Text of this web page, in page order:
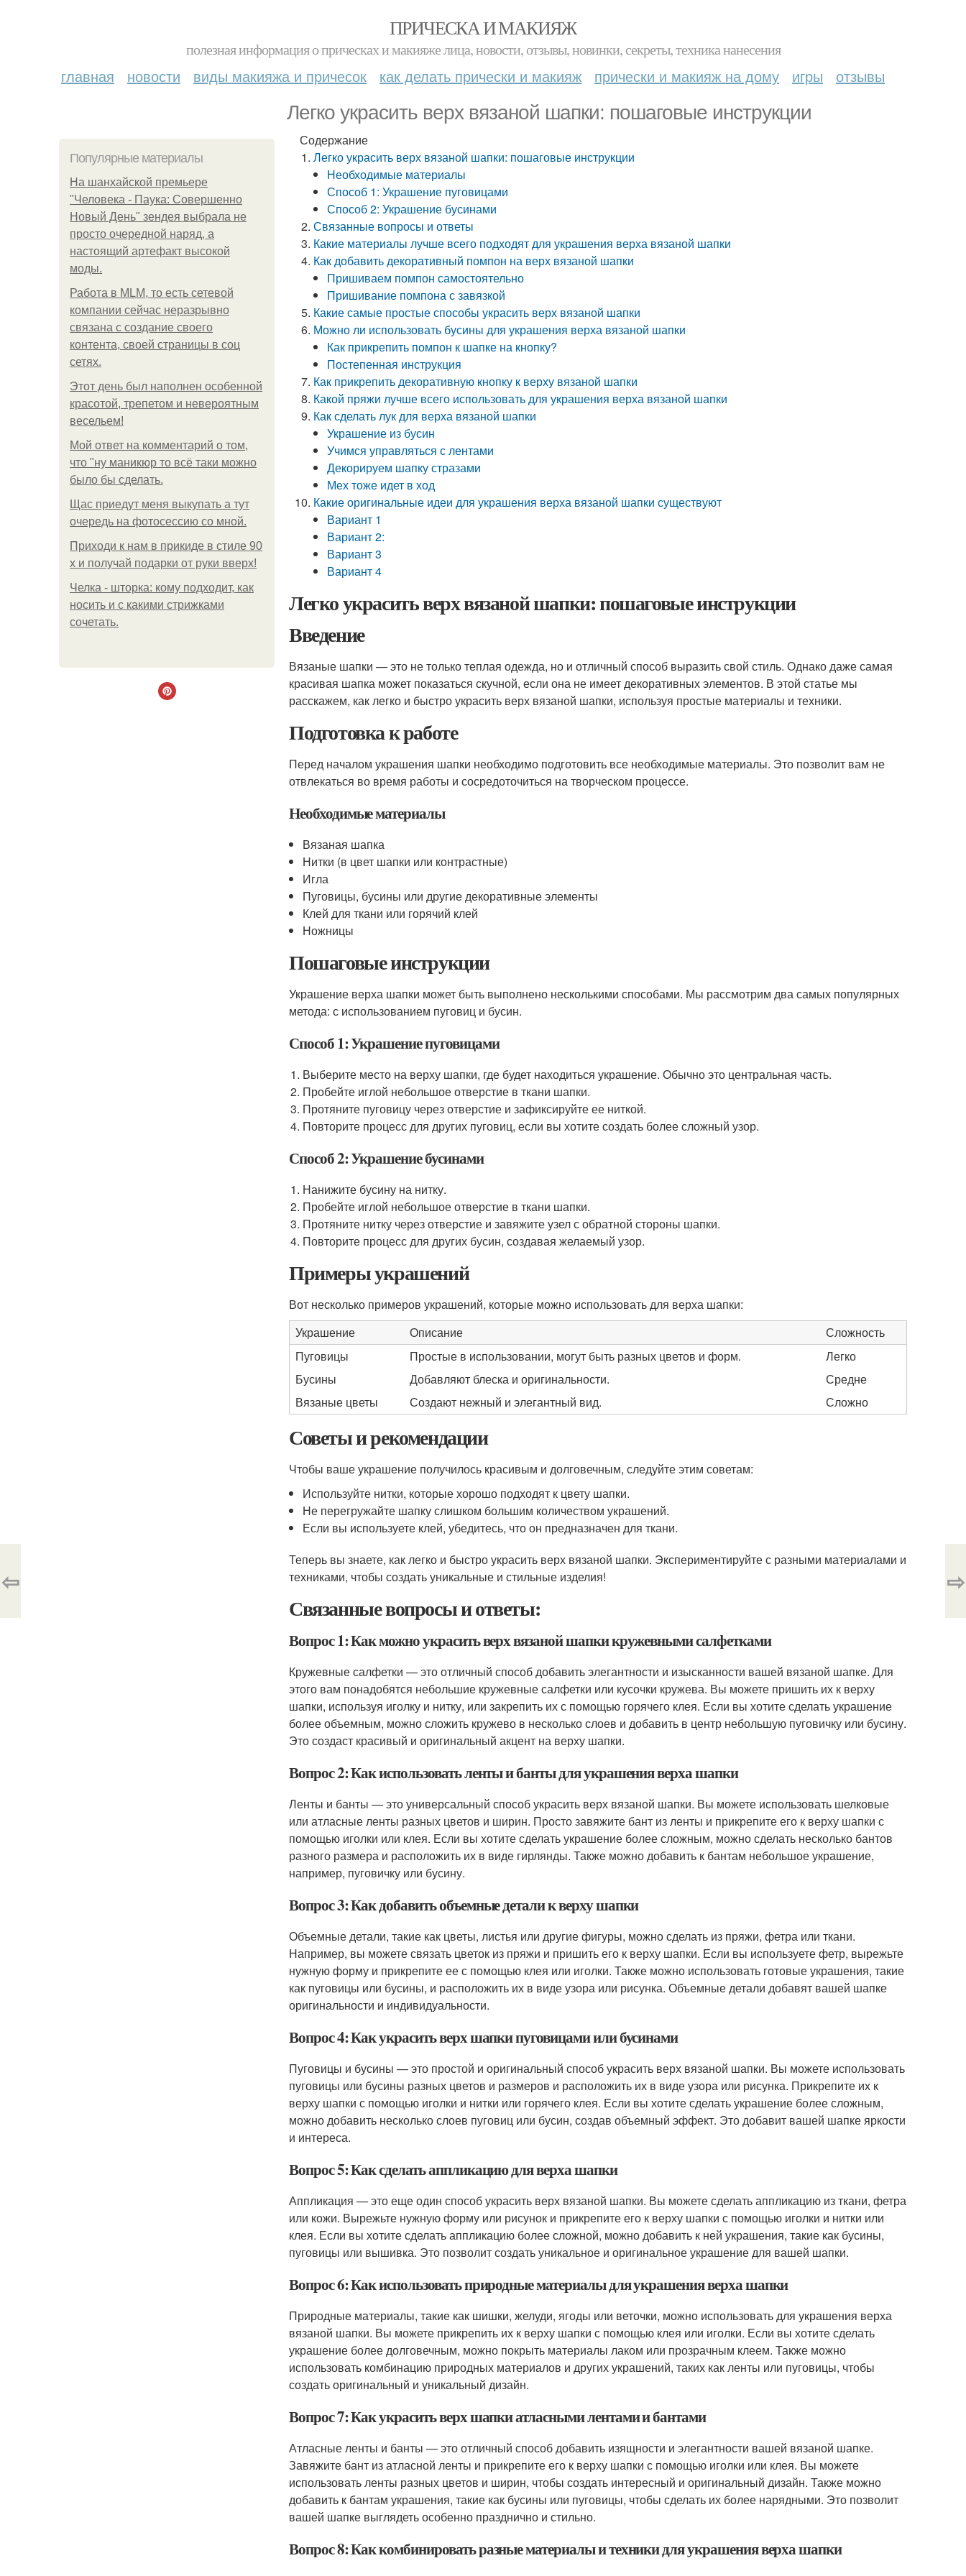
ПРИЧЕСКА И МАКИЯЖ
полезная информация о прическах и макияже лица, новости, отзывы, новинки, секреты, техника нанесения
главная новости виды макияжа и причесок как делать прически и макияж прически и макияж на дому игры отзывы
Легко украсить верх вязаной шапки: пошаговые инструкции
Популярные материалы
На шанхайской премьере
"Человека - Паука: Совершенно
Новый День" зендея выбрала не
просто очередной наряд, а
настоящий артефакт высокой
моды.
Работа в MLM, то есть сетевой
компании сейчас неразрывно
связана с создание своего
контента, своей страницы в соц
сетях.
Этот день был наполнен особенной
красотой, трепетом и невероятным
весельем!
Мой ответ на комментарий о том,
что "ну маникюр то всё таки можно
было бы сделать.
Щас приедут меня выкупать а тут
очередь на фотосессию со мной.
Приходи к нам в прикиде в стиле 90
х и получай подарки от руки вверх!
Челка - шторка: кому подходит, как
носить и с какими стрижками
сочетать.
Содержание
Легко украсить верх вязаной шапки: пошаговые инструкции
Необходимые материалы
Способ 1: Украшение пуговицами
Способ 2: Украшение бусинами
Связанные вопросы и ответы
Какие материалы лучше всего подходят для украшения верха вязаной шапки
Как добавить декоративный помпон на верх вязаной шапки
Пришиваем помпон самостоятельно
Пришивание помпона с завязкой
Какие самые простые способы украсить верх вязаной шапки
Можно ли использовать бусины для украшения верха вязаной шапки
Как прикрепить помпон к шапке на кнопку?
Постепенная инструкция
Как прикрепить декоративную кнопку к верху вязаной шапки
Какой пряжи лучше всего использовать для украшения верха вязаной шапки
Как сделать лук для верха вязаной шапки
Украшение из бусин
Учимся управляться с лентами
Декорируем шапку стразами
Мех тоже идет в ход
Какие оригинальные идеи для украшения верха вязаной шапки существуют
Вариант 1
Вариант 2:
Вариант 3
Вариант 4
Легко украсить верх вязаной шапки: пошаговые инструкции
Введение
Вязаные шапки — это не только теплая одежда, но и отличный способ выразить свой стиль. Однако даже самая
красивая шапка может показаться скучной, если она не имеет декоративных элементов. В этой статье мы
расскажем, как легко и быстро украсить верх вязаной шапки, используя простые материалы и техники.
Подготовка к работе
Перед началом украшения шапки необходимо подготовить все необходимые материалы. Это позволит вам не
отвлекаться во время работы и сосредоточиться на творческом процессе.
Необходимые материалы
Вязаная шапка
Нитки (в цвет шапки или контрастные)
Игла
Пуговицы, бусины или другие декоративные элементы
Клей для ткани или горячий клей
Ножницы
Пошаговые инструкции
Украшение верха шапки может быть выполнено несколькими способами. Мы рассмотрим два самых популярных
метода: с использованием пуговиц и бусин.
Способ 1: Украшение пуговицами
Выберите место на верху шапки, где будет находиться украшение. Обычно это центральная часть.
Пробейте иглой небольшое отверстие в ткани шапки.
Протяните пуговицу через отверстие и зафиксируйте ее ниткой.
Повторите процесс для других пуговиц, если вы хотите создать более сложный узор.
Способ 2: Украшение бусинами
Нанижите бусину на нитку.
Пробейте иглой небольшое отверстие в ткани шапки.
Протяните нитку через отверстие и завяжите узел с обратной стороны шапки.
Повторите процесс для других бусин, создавая желаемый узор.
Примеры украшений
Вот несколько примеров украшений, которые можно использовать для верха шапки:
Украшение
Описание
Сложность
Пуговицы
Простые в использовании, могут быть разных цветов и форм.
Легко
Бусины
Добавляют блеска и оригинальности.
Средне
Вязаные цветы
Создают нежный и элегантный вид. Сложно
Советы и рекомендации
Чтобы ваше украшение получилось красивым и долговечным, следуйте этим советам:
Используйте нитки, которые хорошо подходят к цвету шапки.
Не перегружайте шапку слишком большим количеством украшений.
Если вы используете клей, убедитесь, что он предназначен для ткани.
Теперь вы знаете, как легко и быстро украсить верх вязаной шапки. Экспериментируйте с разными материалами и
техниками, чтобы создать уникальные и стильные изделия!
Связанные вопросы и ответы:
Вопрос 1: Как можно украсить верх вязаной шапки кружевными салфетками
Кружевные салфетки — это отличный способ добавить элегантности и изысканности вашей вязаной шапке. Для
этого вам понадобятся небольшие кружевные салфетки или кусочки кружева. Вы можете пришить их к верху
шапки, используя иголку и нитку, или закрепить их с помощью горячего клея. Если вы хотите сделать украшение
более объемным, можно сложить кружево в несколько слоев и добавить в центр небольшую пуговичку или бусину.
Это создаст красивый и оригинальный акцент на верху шапки.
Вопрос 2: Как использовать ленты и банты для украшения верха шапки
Ленты и банты — это универсальный способ украсить верх вязаной шапки. Вы можете использовать шелковые
или атласные ленты разных цветов и ширин. Просто завяжите бант из ленты и прикрепите его к верху шапки с
помощью иголки или клея. Если вы хотите сделать украшение более сложным, можно сделать несколько бантов
разного размера и расположить их в виде гирлянды. Также можно добавить к бантам небольшое украшение,
например, пуговичку или бусину.
Вопрос 3: Как добавить объемные детали к верху шапки
Объемные детали, такие как цветы, листья или другие фигуры, можно сделать из пряжи, фетра или ткани.
Например, вы можете связать цветок из пряжи и пришить его к верху шапки. Если вы используете фетр, вырежьте
нужную форму и прикрепите ее с помощью клея или иголки. Также можно использовать готовые украшения, такие
как пуговицы или бусины, и расположить их в виде узора или рисунка. Объемные детали добавят вашей шапке
оригинальности и индивидуальности.
Вопрос 4: Как украсить верх шапки пуговицами или бусинами
Пуговицы и бусины — это простой и оригинальный способ украсить верх вязаной шапки. Вы можете использовать
пуговицы или бусины разных цветов и размеров и расположить их в виде узора или рисунка. Прикрепите их к
верху шапки с помощью иголки и нитки или горячего клея. Если вы хотите сделать украшение более сложным,
можно добавить несколько слоев пуговиц или бусин, создав объемный эффект. Это добавит вашей шапке яркости
и интереса.
Вопрос 5: Как сделать аппликацию для верха шапки
Аппликация — это еще один способ украсить верх вязаной шапки. Вы можете сделать аппликацию из ткани, фетра
или кожи. Вырежьте нужную форму или рисунок и прикрепите его к верху шапки с помощью иголки и нитки или
клея. Если вы хотите сделать аппликацию более сложной, можно добавить к ней украшения, такие как бусины,
пуговицы или вышивка. Это позволит создать уникальное и оригинальное украшение для вашей шапки.
Вопрос 6: Как использовать природные материалы для украшения верха шапки
Природные материалы, такие как шишки, желуди, ягоды или веточки, можно использовать для украшения верха
вязаной шапки. Вы можете прикрепить их к верху шапки с помощью клея или иголки. Если вы хотите сделать
украшение более долговечным, можно покрыть материалы лаком или прозрачным клеем. Также можно
использовать комбинацию природных материалов и других украшений, таких как ленты или пуговицы, чтобы
создать оригинальный и уникальный дизайн.
Вопрос 7: Как украсить верх шапки атласными лентами и бантами
Атласные ленты и банты — это отличный способ добавить изящности и элегантности вашей вязаной шапке.
Завяжите бант из атласной ленты и прикрепите его к верху шапки с помощью иголки или клея. Вы можете
использовать ленты разных цветов и ширин, чтобы создать интересный и оригинальный дизайн. Также можно
добавить к бантам украшения, такие как бусины или пуговицы, чтобы сделать их более нарядными. Это позволит
вашей шапке выглядеть особенно празднично и стильно.
Вопрос 8: Как комбинировать разные материалы и техники для украшения верха шапки
⇦ ⇨